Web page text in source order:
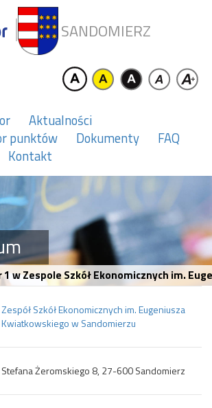
SANDOMIERZ
Aktualności
punktów
Dokumenty
FAQ
Kontakt
1 w Zespole Szkół Ekonomicznych im.
Zespół Szkół Ekonomicznych im. Eugeniusza
Kwiatkowskiego w Sandomierzu
Stefana Żeromskiego 8, 27-600 Sandomierz